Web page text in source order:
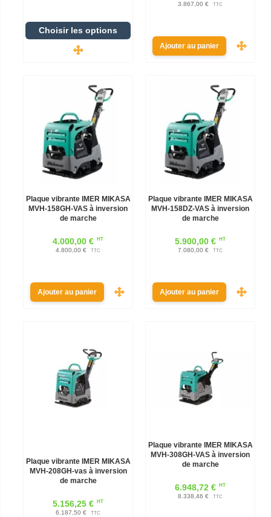
Choisir les options
3.867,00 € TTC
Ajouter au panier
Plaque vibrante IMER MIKASA
MVH-158GH-VAS à inversion
de marche
4.000,00 € HT
4.800,00 € TTC
Ajouter au panier
Plaque vibrante IMER MIKASA
MVH-158DZ-VAS à inversion
de marche
5.900,00 € HT
7.080,00 € TTC
Ajouter au panier
Plaque vibrante IMER MIKASA
MVH-208GH-vas à inversion
de marche
5.156,25 € HT
6.187,50 € TTC
Plaque vibrante IMER MIKASA
MVH-308GH-VAS à inversion
de marche
6.948,72 € HT
8.338,46 € TTC